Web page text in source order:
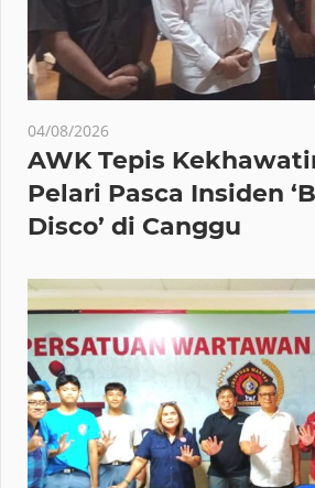
04/08/2026
AWK Tepis
Pelari Pasca Insiden
Disco’ di Canggu